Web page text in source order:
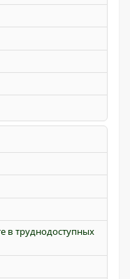
в труднодоступных